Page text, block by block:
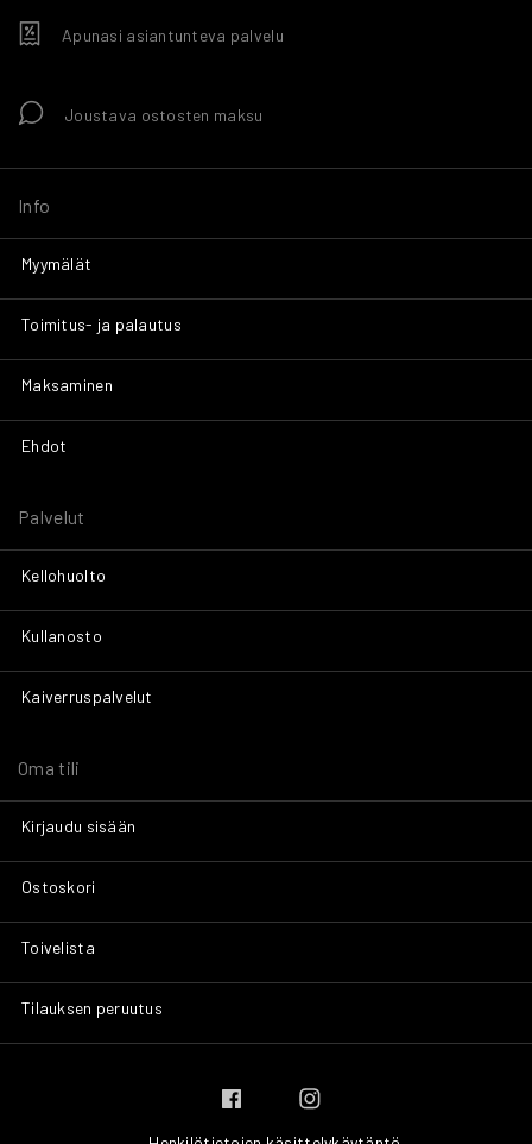
Apunasi asiantunteva palvelu
Joustava ostosten maksu
Info
Myymälät
Toimitus- ja palautus
Maksaminen
Ehdot
Palvelut
Kellohuolto
Kullanosto
Kaiverruspalvelut
Oma tili
Kirjaudu sisään
Ostoskori
Toivelista
Tilauksen peruutus